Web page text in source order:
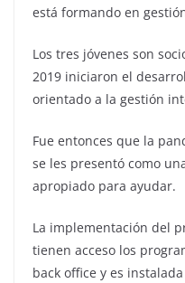
está formando en
Los tres jóvenes son
2019 iniciaron el
orientado a la gestión
Fue entonces que la
se les presentó como
apropiado para ayudar.
La implementación del
tienen acceso los
back office y es